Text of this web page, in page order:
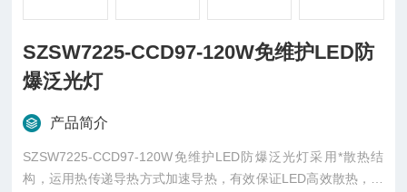
SZSW7225-CCD97-120W免维护LED防
爆泛光灯
产品简介
SZSW7225-CCD97-120W免维护LED防爆泛光灯采用*散热结
构，运用热传递导热方式加速导热，有效保证LED高效散热，从